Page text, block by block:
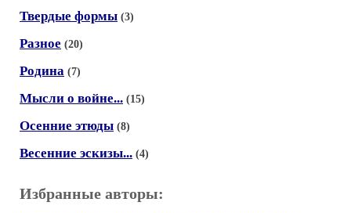
Твердые формы (3)
Разное (20)
Родина (7)
Мысли о войне... (15)
Осенние этюды (8)
Весенние эскизы... (4)
Избранные авторы: